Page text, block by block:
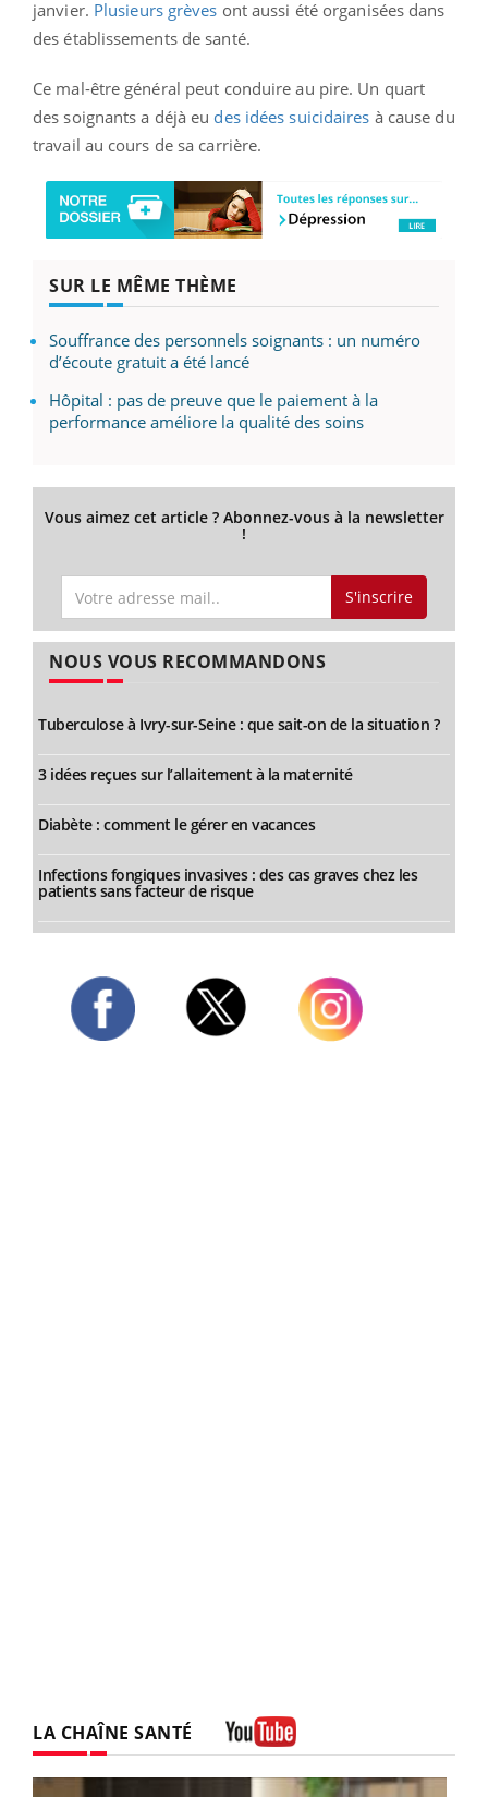
janvier. Plusieurs grèves ont aussi été organisées dans
des établissements de santé.
Ce mal-être général peut conduire au pire. Un quart
des soignants a déjà eu des idées suicidaires à cause du
travail au cours de sa carrière.
SUR LE MÊME THÈME
Souffrance des personnels soignants : un numéro
d’écoute gratuit a été lancé
Hôpital : pas de preuve que le paiement à la
performance améliore la qualité des soins
Vous aimez cet article ? Abonnez-vous à la newsletter
!
S'inscrire
NOUS VOUS RECOMMANDONS
Tuberculose à Ivry-sur-Seine : que sait-on de la situation ?
3 idées reçues sur l’allaitement à la maternité
Diabète : comment le gérer en vacances
Infections fongiques invasives : des cas graves chez les
patients sans facteur de risque
LA CHAÎNE SANTÉ